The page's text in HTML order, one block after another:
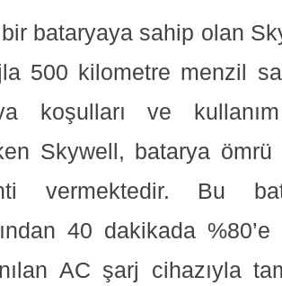
bir bataryaya sahip olan
500 kilometre menzil
koşulları ve
Skywell, batarya
vermektedir. Bu
40 dakikada
AC şarj cihazıyla